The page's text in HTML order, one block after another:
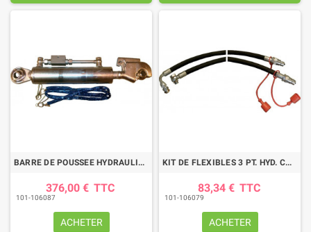
BARRE DE POUSSEE HYDRAULIQUE ROTULE-CROCHET LG 550-770 CAT2
376,00 € TTC
101-106087
ACHETER
KIT DE FLEXIBLES 3 PT. HYD. COUPL. 1/2 -3/8
83,34 € TTC
101-106079
ACHETER